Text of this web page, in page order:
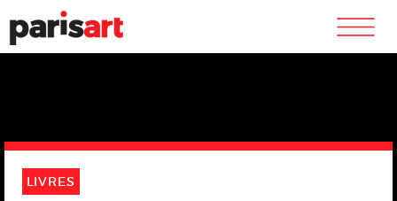
m
LIVRES